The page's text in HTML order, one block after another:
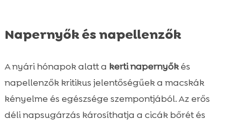
Napernyők és napellenzők
A nyári hónapok alatt a kerti napernyőkés
napellenzők kritikus jelentőségűek a macskák
kényelme és egészsége szempontjából. Az erős
déli napsugárzás károsíthatja a cicák bőrét és